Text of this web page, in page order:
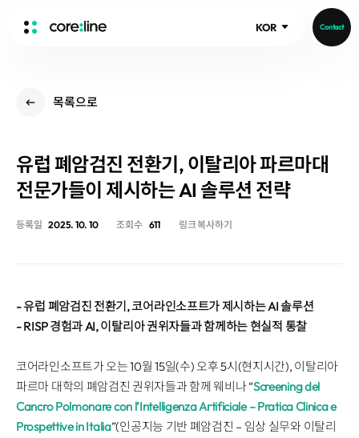
KOR Contact
ABOUT
History
Core Value
Recruit
aview List
aview Lung texture
aview ILA
aview NeuroCAD
aview BAS
aview RT ACS
aview Research
IR Events
Disclosure
Events
Blog
REQUEST A DEMO
목록으로
유럽 폐암검진 전환기, 이탈리아 파르마대
전문가들이 제시하는 AI 솔루션 전략
등록일 2025. 10. 10 조회수 611 링크 복사하기
- 유럽 폐암검진 전환기, 코어라인소프트가 제시하는 AI 솔루션
- RISP 경험과 AI, 이탈리아 권위자들과 함께하는 현실적 통찰
코어라인소프트가 오는 10월 15일(수) 오후 5시(현지시간), 이탈리아
파르마 대학의 폐암검진 권위자들과 함께 웨비나 “Screening del
Cancro Polmonare con l’Intelligenza Artificiale – Pratica Clinica e
Prospettive in Italia”(인공지능 기반 폐암검진 – 임상 실무와 이탈리